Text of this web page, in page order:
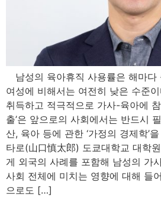
남성의 육아휴직 사용률은 해마다
여성에 비해서는 여전히 낮은 수준
취득하고 적극적으로 가사-육아에
출’은 앞으로의 사회에서는 반드시
산, 육아 등에 관한 ‘가정의 경제학’
타로(山口慎太郎) 도쿄대학교 대학
게 외국의 사례를 포함해 남성의 가
사회 전체에 미치는 영향에 대해 들
으로도 […]